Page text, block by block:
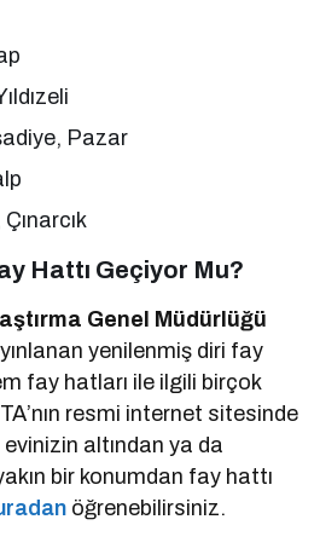
Pazar
Hattı Geçiyor Mu?
Genel Müdürlüğü
yenilenmiş diri fay
fay hatları ile ilgili birçok
resmi internet sitesinde
evinizin altından ya da
bir konumdan fay hattı
öğrenebilirsiniz.